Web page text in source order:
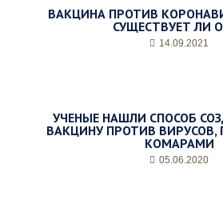
ВАКЦИНА ПРОТИВ
СУЩЕСТВУЕТ ЛИ
14.09.2021
УЧЕНЫЕ НАШЛИ СПОСОБ
ВАКЦИНУ ПРОТИВ
КОМАРАМИ
05.06.2020